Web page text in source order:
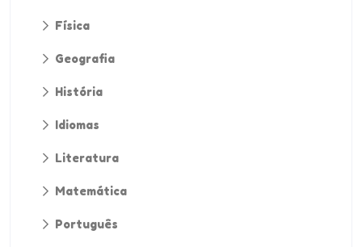
Física
Geografia
História
Idiomas
Literatura
Matemática
Português